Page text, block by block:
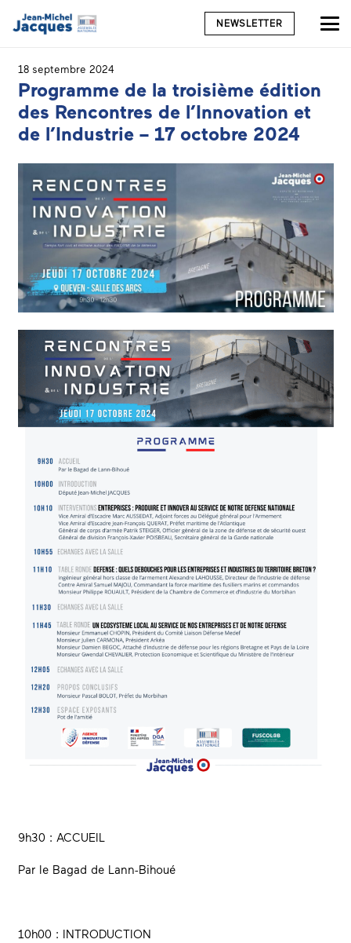
NEWSLETTER
18 septembre 2024
Programme de la troisième édition
des Rencontres de l’Innovation et
de l’Industrie – 17 octobre 2024
9h30 : ACCUEIL
Par le Bagad de Lann-Bihoué
10h00 : INTRODUCTION